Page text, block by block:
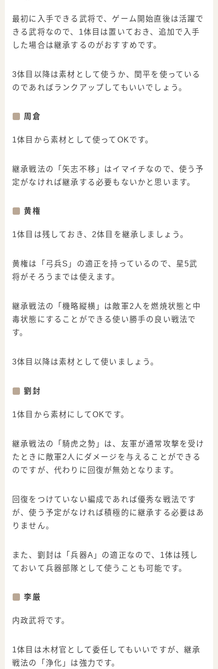
最初に入手できる武将で、ゲーム開始直後は活躍で
きる武将なので、1体目は置いておき、追加で入手
した場合は継承するのがおすすめです。
3体目以降は素材として使うか、関平を使っている
のであればランクアップしてもいいでしょう。
周倉
1体目から素材として使ってOKです。
継承戦法の「矢志不移」はイマイチなので、使う予
定がなければ継承する必要もないかと思います。
黄権
1体目は残しておき、2体目を継承しましょう。
黄権は「弓兵S」の適正を持っているので、星5武
将がそろうまでは使えます。
継承戦法の「機略縦横」は敵軍2人を燃焼状態と中
毒状態にすることができる使い勝手の良い戦法で
す。
3体目以降は素材として使いましょう。
劉封
1体目から素材にしてOKです。
継承戦法の「騎虎之勢」は、友軍が通常攻撃を受け
たときに敵軍2人にダメージを与えることができる
のですが、代わりに回復が無効となります。
回復をつけていない編成であれば優秀な戦法です
が、使う予定がなければ積極的に継承する必要はあ
りません。
また、劉封は「兵器A」の適正なので、1体は残し
ておいて兵器部隊として使うことも可能です。
李厳
内政武将です。
1体目は木材官として委任してもいいですが、継承
戦法の「浄化」は強力です。